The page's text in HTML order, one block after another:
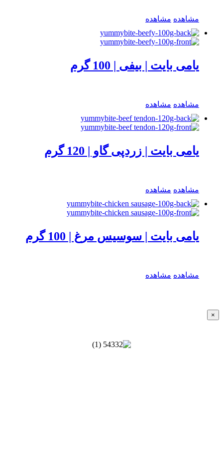
مشاهده مشاهده
یامی بایت | بیفی | 100 گرم
مشاهده مشاهده
یامی بایت | زردپی گاو | 120 گرم
مشاهده مشاهده
یامی بایت | سوسیس مرغ | 100 گرم
مشاهده مشاهده
Close
product
×